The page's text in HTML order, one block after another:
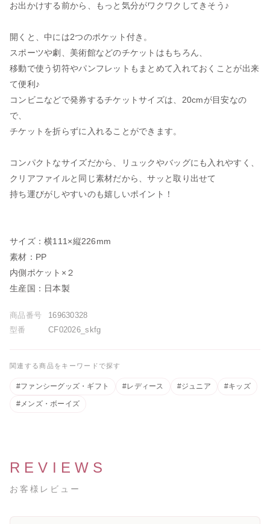
ゼント]バレ
ネラ
2026.05.01
お出かけする前から、もっと気分がワクワクしてきそう♪
開くと、中には2つのポケット付き。
スポーツや劇、美術館などのチケットはもちろん、
移動で使う切符やパンフレットもまとめて入れておくことが出来
て便利♪
コンビニなどで発券するチケットサイズは、20cmが目安なの
で、
チケットを折らずに入れることができます。
コンパクトなサイズだから、リュックやバッグにも入れやすく、
クリアファイルと同じ素材だから、サッと取り出せて
持ち運びがしやすいのも嬉しいポイント！
サイズ：横111×縦226mm
素材：PP
内側ポケット×２
生産国：日本製
商品番号
169630328
型番
CF02026_skfg
関連する商品をキーワードで探す
#ファンシーグッズ・ギフト #レディース #ジュニア #キッズ
#メンズ・ボーイズ
REVIEWS
お客様レビュー